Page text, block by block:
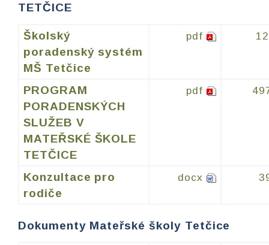
TETČICE
Školský
poradenský systém
MŠ Tetčice
pdf
PROGRAM
PORADENSKÝCH
SLUŽEB V
MATEŘSKÉ ŠKOLE
TETČICE
pdf
Konzultace pro
rodiče
docx
Dokumenty Mateřské školy Tetčice